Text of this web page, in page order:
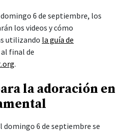
domingo 6 de septiembre, los
los videos y cómo
utilizando la guía de
final de
.
la adoración en
domingo 6 de septiembre se